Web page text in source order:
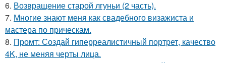
6. Возвращение старой лгуньи (2 часть).
7. Многие знают меня как свадебного визажиста и
мастера по прическам.
8. Промт: Создай гиперреалистичный портрет, качество
4K, не меняя черты лица.